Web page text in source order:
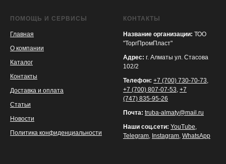
ПОМОЩЬ И СЕРВИСЫ
Главная
О компании
Каталог
Контакты
Доставка и оплата
Статьи
Новости
Политика конфиденциальности
КОНТАКТЫ
Название организации: ТОО
"ТоргПромПласт"
Адрес: г. Алматы ул. Стасова
102/2
Телефон: +7 (700) 730-70-73,
+7 (700) 807-07-53, +7
(747) 835-95-26
Почта: truba-almaty@mail.ru
Наши соц.сети: YouTube,
Telegram, Instagram, WhatsApp